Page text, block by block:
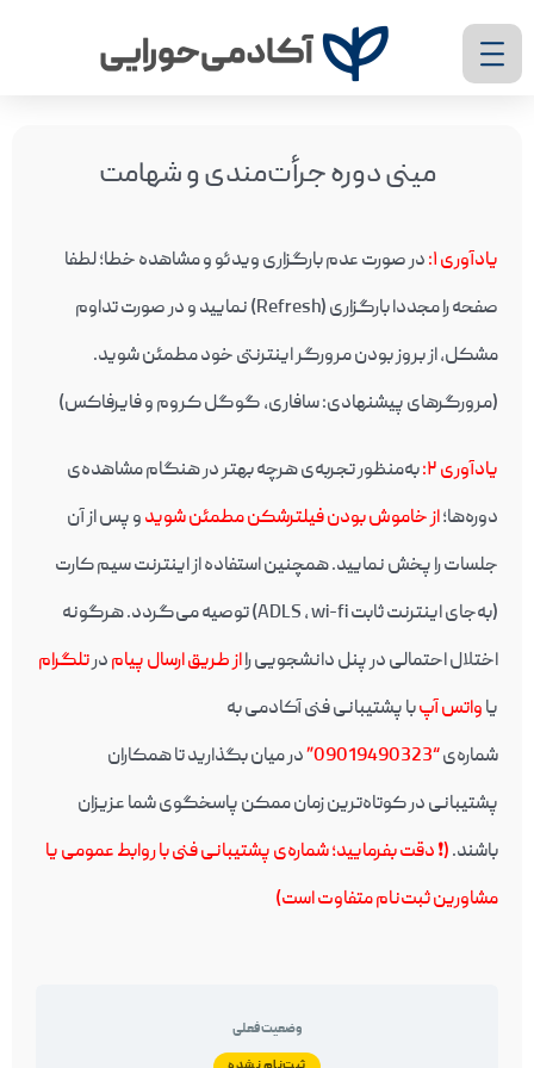
مینی دوره جرأت‌مندی و شهامت
یادآوری ۱ :در صورت عدم بارگزاری ویدئو و مشاهده خطا؛ لطفا
صفحه را مجددا بارگزاری (Refresh) نمایید و در صورت تداوم
مشکل، از بروز بودن مرورگر اینترنتی خود مطمئن شوید.
(مرورگرهای پیشنهادی: سافاری، گوگل کروم و فایرفاکس)
یادآوری ۲ :به‌منظور تجربه‌ی هرچه بهتر در هنگام مشاهده‌ی
دوره‌ها؛از خاموش بودن فیلترشکن مطمئن شویدو پس از آن
جلسات را پخش نمایید. همچنین استفاده از اینترنت سیم کارت
(به‌جای اینترنت ثابت ADLS , wi-fi) توصیه می‌گردد. هرگونه
اختلال احتمالی در پنل دانشجویی رااز طریق ارسال پیامدرتلگرام
یاواتس آپبا پشتیبانی فنی آکادمی به
شماره‌ی“09019490323”
در میان بگذارید تا همکاران
پشتیبانی در کوتاه‌ترین زمان ممکن پاسخگوی شما عزیزان
باشند.(❗️ دقت بفرمایید؛ شماره‌ی پشتیبانی فنی با روابط عمومی یا
مشاورین ثبت‌نام متفاوت است)
وضعیت فعلی